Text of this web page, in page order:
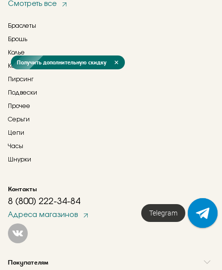
Смотреть все
Браслеты
Брошь
Колье
Кольца
Пирсинг
Подвески
Прочее
Серьги
Цепи
Часы
Шнурки
Контакты
8 (800) 222-34-84
Адреса магазинов
Покупателям
Получить дополнительную скидку
Telegram